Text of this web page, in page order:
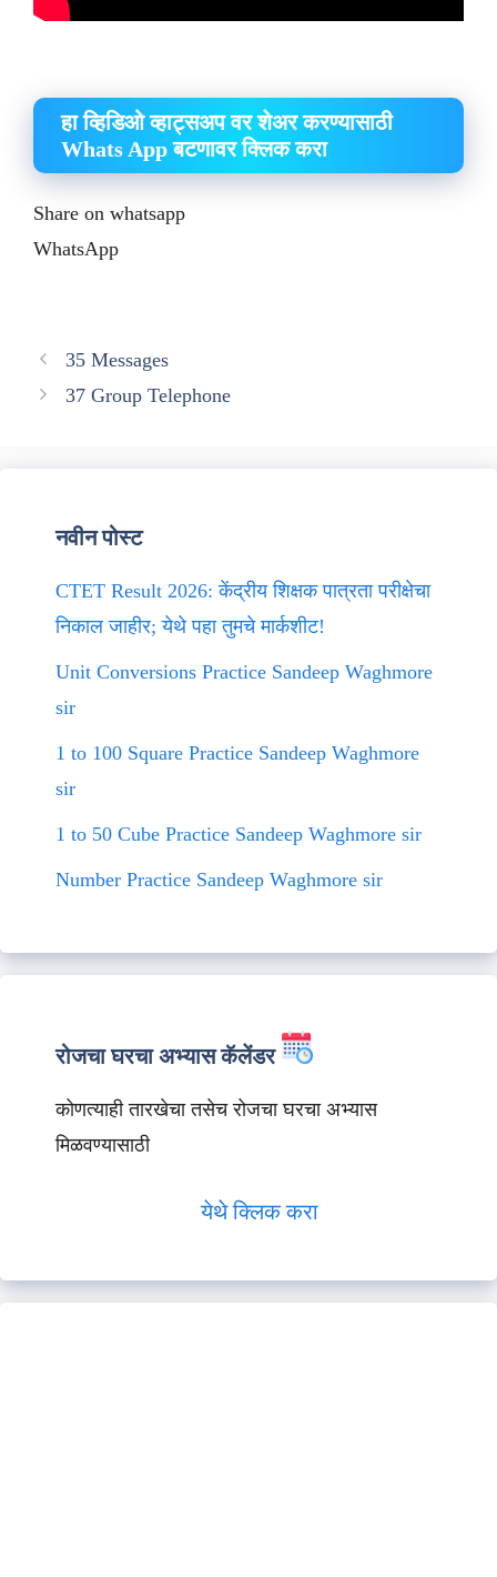
हा व्हिडिओ व्हाट्सअप वर शेअर करण्यासाठी
Whats App बटणावर क्लिक करा
Share on whatsapp
WhatsApp
35 Messages
37 Group Telephone
नवीन पोस्ट
CTET Result 2026: केंद्रीय शिक्षक पात्रता परीक्षेचा
निकाल जाहीर; येथे पहा तुमचे मार्कशीट!
Unit Conversions Practice Sandeep Waghmore
sir
1 to 100 Square Practice Sandeep Waghmore
sir
1 to 50 Cube Practice Sandeep Waghmore sir
Number Practice Sandeep Waghmore sir
रोजचा घरचा अभ्यास कॅलेंडर
कोणत्याही तारखेचा तसेच रोजचा घरचा अभ्यास
मिळवण्यासाठी
येथे क्लिक करा